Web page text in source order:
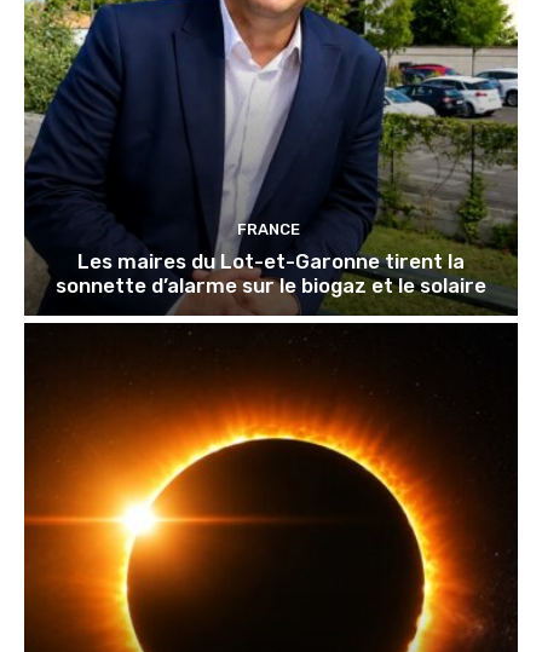
FRANCE
Les maires du Lot-et-Garonne tirent la
sonnette d’alarme sur le biogaz et le solaire